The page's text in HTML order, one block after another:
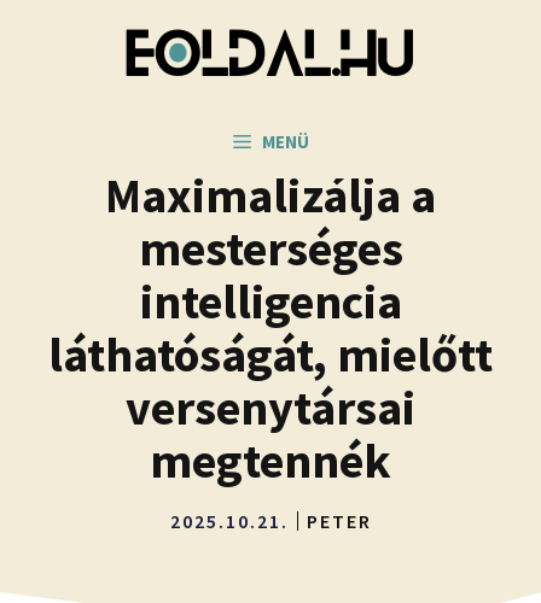
MENÜ
Maximalizálja a
mesterséges
intelligencia
láthatóságát, mielőtt
versenytársai
megtennék
2025.10.21. PETER